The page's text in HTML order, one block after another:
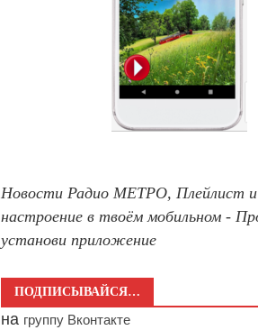
Новости Радио МЕТРО, Плейлист и
настроение в твоём мобильном -
установи приложение
ПОДПИСЫВАЙСЯ…
на группу Вконтакте